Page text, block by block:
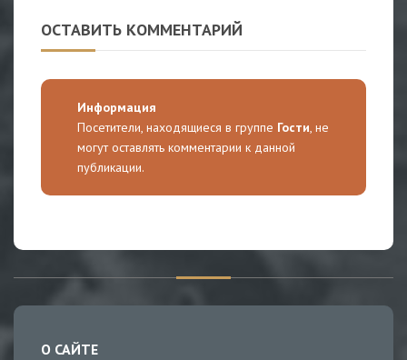
ОСТАВИТЬ КОММЕНТАРИЙ
Информация
Посетители, находящиеся в группе Гости, не
могут оставлять комментарии к данной
публикации.
О САЙТЕ